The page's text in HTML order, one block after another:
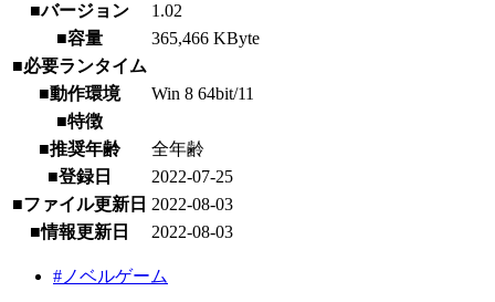
■バージョン
1.02
■容量
365,466 KByte
■必要ランタイム
■動作環境
Win 8 64bit/11
■特徴
■推奨年齢
全年齢
■登録日
2022-07-25
■ファイル更新日 2022-08-03
■情報更新日
2022-08-03
#ノベルゲーム